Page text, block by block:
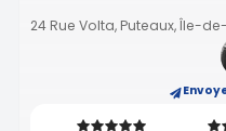
24 Rue Volta, Puteaux, Île-